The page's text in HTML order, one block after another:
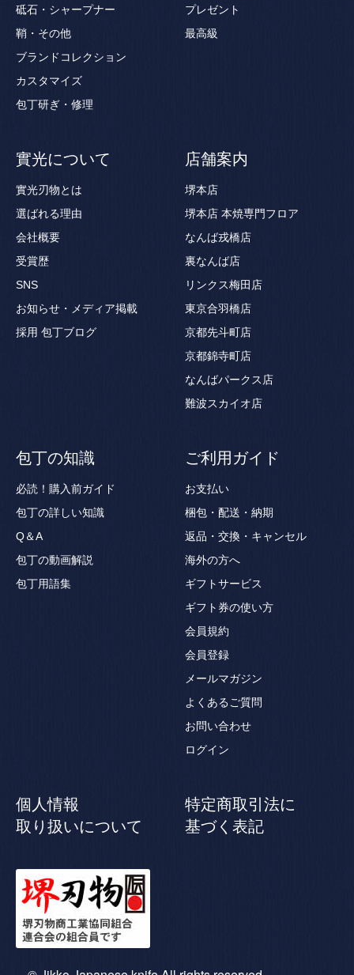
砥石・シャープナー
鞘・その他
ブランドコレクション
カスタマイズ
包丁研ぎ・修理
プレゼント
最高級
實光について
實光刃物とは
選ばれる理由
会社概要
受賞歴
SNS
お知らせ・メディア掲載
採用 包丁ブログ
店舗案内
堺本店
堺本店 本焼専門フロア
なんば戎橋店
裏なんば店
リンクス梅田店
東京合羽橋店
京都先斗町店
京都錦寺町店
なんばパークス店
難波スカイオ店
包丁の知識
必読！購入前ガイド
包丁の詳しい知識
Q＆A
包丁の動画解説
包丁用語集
ご利用ガイド
お支払い
梱包・配送・納期
返品・交換・キャンセル
海外の方へ
ギフトサービス
ギフト券の使い方
会員規約
会員登録
メールマガジン
よくあるご質問
お問い合わせ
ログイン
個人情報
取り扱いについて
特定商取引法に
基づく表記